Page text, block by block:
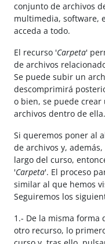
conjunto de archivos
multimedia, software,
acceda a todo.
El recurso 'Carpeta'
de archivos
Se puede subir un
descomprimirá
o bien, se puede crear
archivos dentro de ella.
Si queremos poner al
de archivos y,
largo del curso,
'Carpeta'. El proceso
similar al que hemos
Seguiremos los
1.- De la misma
otro recurso, lo